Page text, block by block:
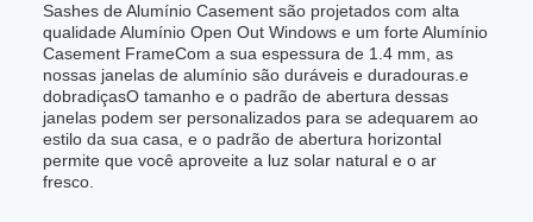
Sashes de Alumínio Casement são projetados com alta
qualidade Alumínio Open Out Windows e um forte Alumínio
Casement FrameCom a sua espessura de 1.4 mm, as
nossas janelas de alumínio são duráveis e duradouras.e
dobradiçasO tamanho e o padrão de abertura dessas
janelas podem ser personalizados para se adequarem ao
estilo da sua casa, e o padrão de abertura horizontal
permite que você aproveite a luz solar natural e o ar
fresco.